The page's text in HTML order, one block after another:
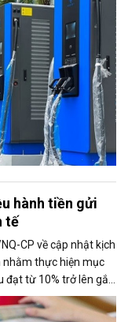
hành tiền gửi
tế
CP về cập nhật kịch
thực hiện mục
từ 10% trở lên gắn
những nhiệm vụ đáng
bạc Nhà nước tại